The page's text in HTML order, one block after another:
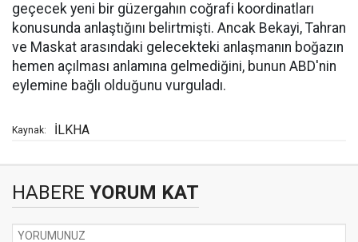
geçecek yeni bir güzergahın coğrafi koordinatları
konusunda anlaştığını belirtmişti. Ancak Bekayi, Tahran
ve Maskat arasındaki gelecekteki anlaşmanın boğazın
hemen açılması anlamına gelmediğini, bunun ABD'nin
eylemine bağlı olduğunu vurguladı.
Kaynak: İLKHA
HABERE YORUM KAT